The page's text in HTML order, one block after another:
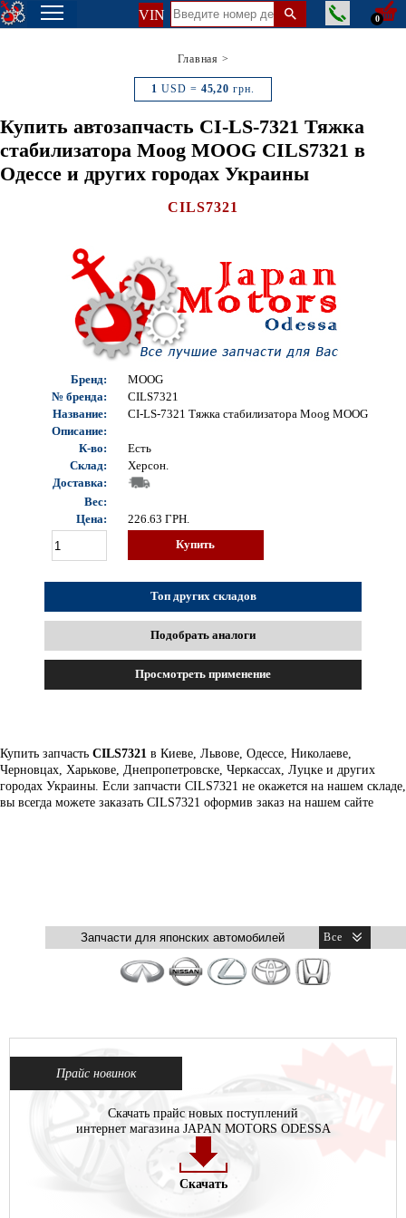
VIN 0
Главная >
1 USD = 45,20 грн.
Купить автозапчасть CI-LS-7321 Тяжка
стабилизатора Moog MOOG CILS7321 в
Одессе и других городах Украины
CILS7321
Бренд:
MOOG
№ бренда:
CILS7321
Название:
CI-LS-7321 Тяжка стабилизатора Moog MOOG
Описание:
К-во:
Есть
Склад:
Херсон.
Доставка:
Вес:
Цена:
226.63 ГРН.
Купить
Топ других складов
Подобрать аналоги
Просмотреть применение
Купить запчасть CILS7321 в Киеве, Львове, Одессе, Николаеве,
Черновцах, Харькове, Днепропетровске, Черкассах, Луцке и других
городах Украины. Если запчасти CILS7321 не окажется на нашем складе,
вы всегда можете заказать CILS7321 оформив заказ на нашем сайте
Прайс новинок
Скачать прайс новых поступлений
интернет магазина JAPAN MOTORS ODESSA
Скачать